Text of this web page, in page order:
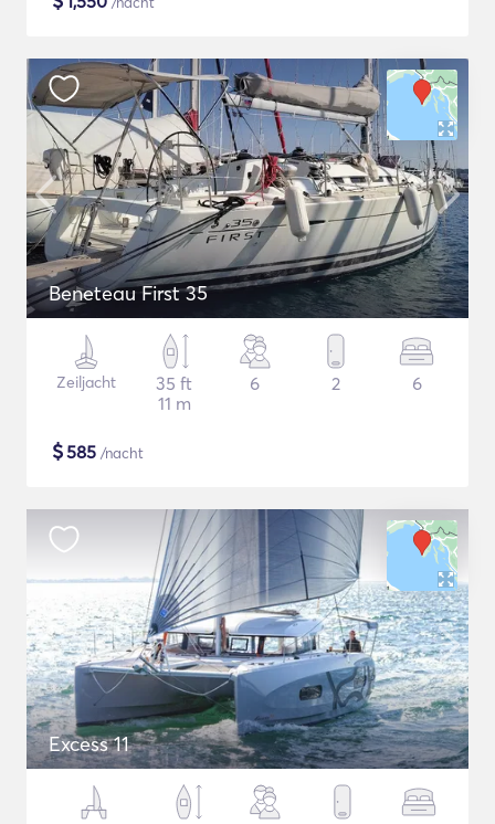
Beneteau First 35
Zeiljacht
35 ft
11 m
6 2 6
$585 /nacht
Excess 11